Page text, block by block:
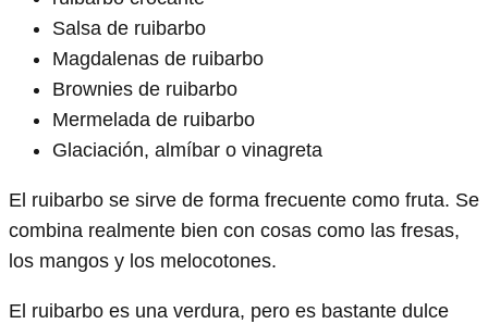
Salsa de ruibarbo
Magdalenas de ruibarbo
Brownies de ruibarbo
Mermelada de ruibarbo
Glaciación, almíbar o vinagreta
El ruibarbo se sirve de forma frecuente como fruta. Se
combina realmente bien con cosas como las fresas,
los mangos y los melocotones.
El ruibarbo es una verdura, pero es bastante dulce